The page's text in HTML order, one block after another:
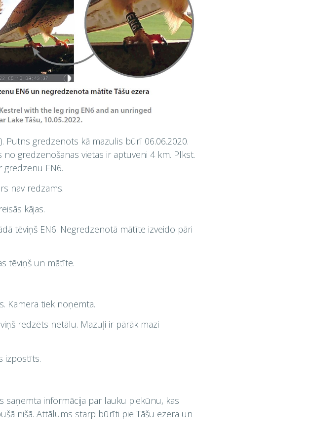
Putns gredzenots kā mazulis būrī 06.06.2020.
gredzenošanas vietas ir aptuveni 4 km. Plkst.
gredzenu EN6.
nav redzams.
kājas.
tēviņš EN6. Negredzenotā mātīte izveido pāri
tēviņš un mātīte.
Kamera tiek noņemta.
redzēts netālu. Mazuļi ir pārāk mazi
izpostīts.
saņemta informācija par lauku piekūnu, kas
nišā. Attālums starp būrīti pie Tāšu ezera un